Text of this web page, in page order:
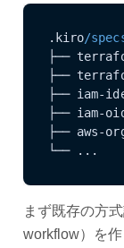
.kiro/
├──
├──
├── iam-
├── iam-
├── aws-
└── ...
まず既存の方
workflow）を